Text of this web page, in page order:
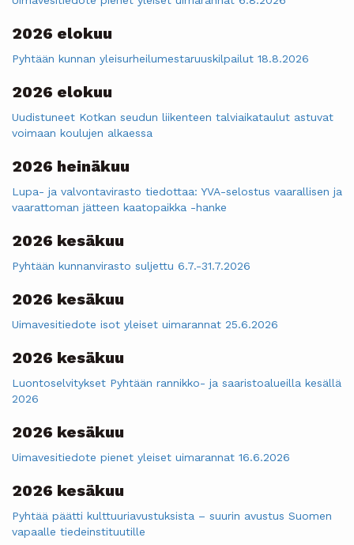
2026 elokuu
Pyhtään kunnan yleisurheilumestaruuskilpailut 18.8.2026
2026 elokuu
Uudistuneet Kotkan seudun liikenteen talviaikataulut astuvat
voimaan koulujen alkaessa
2026 heinäkuu
Lupa- ja valvontavirasto tiedottaa: YVA-selostus vaarallisen ja
vaarattoman jätteen kaatopaikka -hanke
2026 kesäkuu
Pyhtään kunnanvirasto suljettu 6.7.-31.7.2026
2026 kesäkuu
Uimavesitiedote isot yleiset uimarannat 25.6.2026
2026 kesäkuu
Luontoselvitykset Pyhtään rannikko- ja saaristoalueilla kesällä
2026
2026 kesäkuu
Uimavesitiedote pienet yleiset uimarannat 16.6.2026
2026 kesäkuu
Pyhtää päätti kulttuuriavustuksista – suurin avustus Suomen
vapaalle tiedeinstituutille